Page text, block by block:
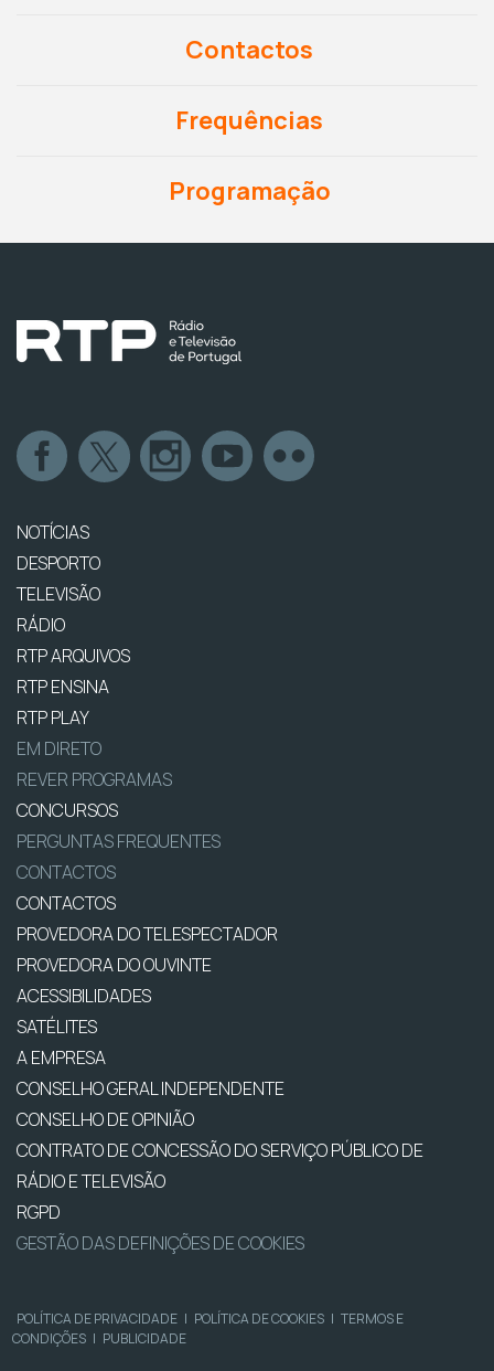
Contactos
Frequências
Programação
NOTÍCIAS
DESPORTO
TELEVISÃO
RÁDIO
RTP ARQUIVOS
RTP ENSINA
RTP PLAY
EM DIRETO
REVER PROGRAMAS
CONCURSOS
PERGUNTAS FREQUENTES
CONTACTOS
CONTACTOS
PROVEDORA DO TELESPECTADOR
PROVEDORA DO OUVINTE
ACESSIBILIDADES
SATÉLITES
A EMPRESA
CONSELHO GERAL INDEPENDENTE
CONSELHO DE OPINIÃO
CONTRATO DE CONCESSÃO DO SERVIÇO PÚBLICO DE
RÁDIO E TELEVISÃO
RGPD
GESTÃO DAS DEFINIÇÕES DE COOKIES
POLÍTICA DE PRIVACIDADE | POLÍTICA DE COOKIES | TERMOS E
CONDIÇÕES | PUBLICIDADE